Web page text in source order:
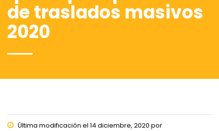
de traslados masivos
2020
Última modificación el 14 diciembre, 2020 por